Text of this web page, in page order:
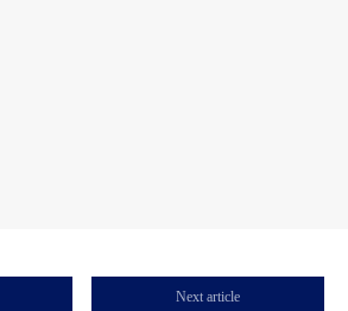
Next article